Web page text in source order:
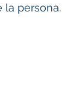
la persona.